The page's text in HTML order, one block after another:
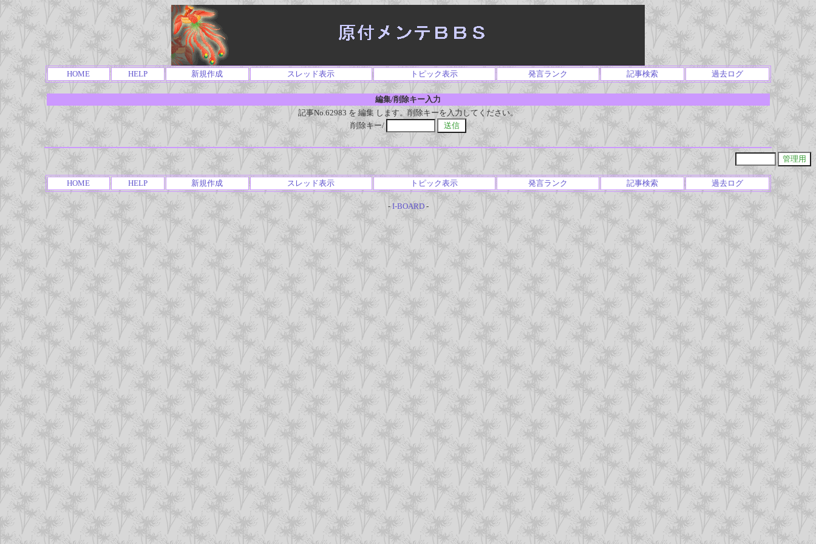
HOME HELP 新規作成 スレッド表示 トピック表示 発言ランク 記事検索 過去ログ
編集/削除キー入力
記事No.62983 を 編集 します。削除キーを入力してください。
削除キー/
HOME HELP 新規作成 スレッド表示 トピック表示 発言ランク 記事検索 過去ログ
- I-BOARD-